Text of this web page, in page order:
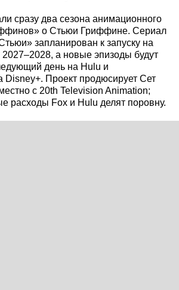
сразу два сезона анимационного
о Стьюи Гриффине. Сериал
запланирован к запуску на
2027–2028, а новые эпизоды будут
день на Hulu и
Disney+. Проект продюсирует Сет
с 20th Television Animation;
расходы Fox и Hulu делят поровну.